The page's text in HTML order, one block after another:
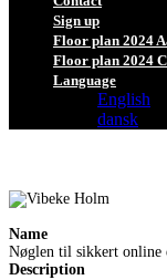
Sign up
Floor plan 2024
Floor plan 2024
Language
English
dansk
Name
Nøglen til sikkert online
Description